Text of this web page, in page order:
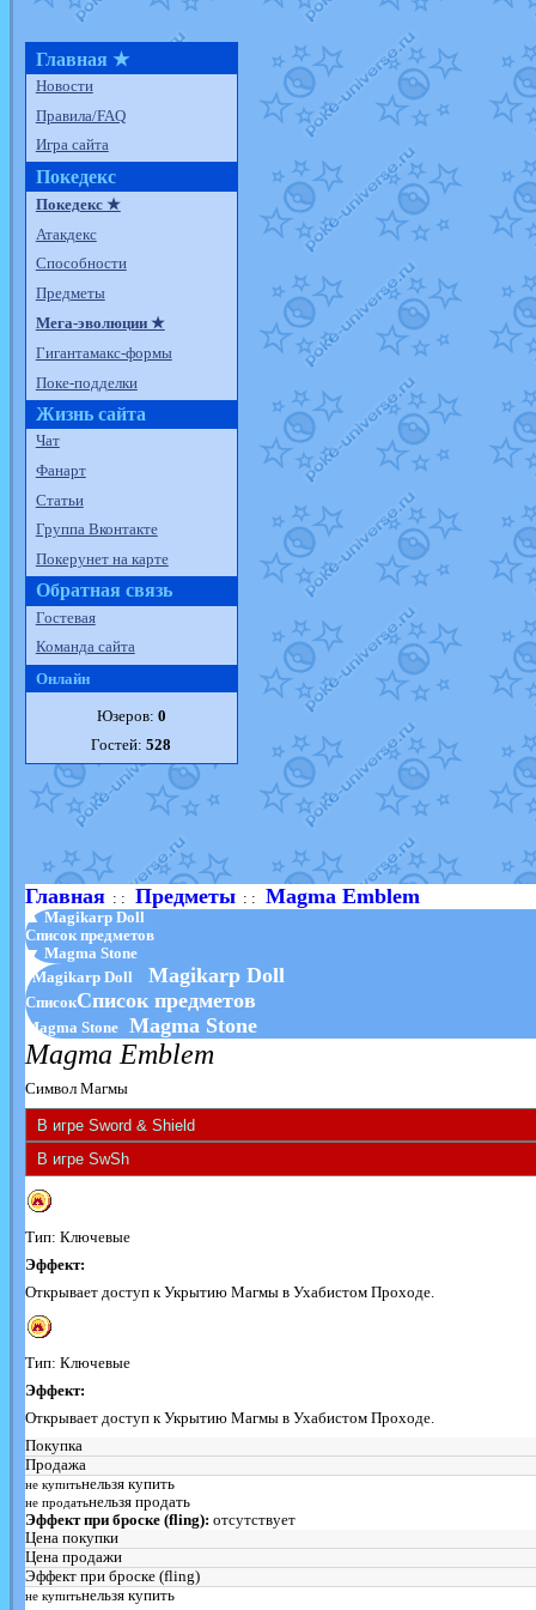
Главная ★
Новости
Правила/FAQ
Игра сайта
Покедекс
Покедекс ★
Атакдекс
Способности
Предметы
Мега-эволюции ★
Гигантамакс-формы
Поке-подделки
Жизнь сайта
Чат
Фанарт
Статьи
Группа Вконтакте
Покерунет на карте
Обратная связь
Гостевая
Команда сайта
Онлайн
Юзеров: 0
Гостей:528
Главная: : Предметы: : Magma Emblem
▲ Magikarp Doll
Список предметов
▼ Magma Stone
Magikarp Doll
Magikarp Doll
СписокСписок предметов
Magma Stone Magma Stone
Magma Emblem
Символ Магмы
Тип: Ключевые
Эффект:
Открывает доступ к Укрытию Магмы в Ухабистом Проходе.
Тип: Ключевые
Эффект:
Открывает доступ к Укрытию Магмы в Ухабистом Проходе.
Покупка
Продажа
не купитьнельзя купить
не продатьнельзя продать
Эффект при броске (fling): отсутствует
Цена покупки
Цена продажи
Эффект при броске (fling)
не купитьнельзя купить